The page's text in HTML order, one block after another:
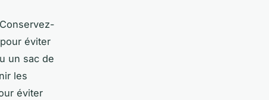
éviter
un sac de
les
éviter